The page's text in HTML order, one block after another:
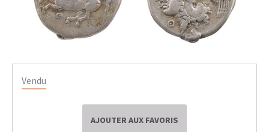
Vendu
AJOUTER AUX FAVORIS